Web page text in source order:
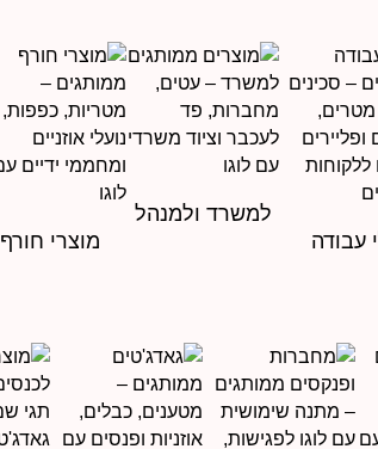
עבודה
למשרד ולמנהל
מוצרי חורף